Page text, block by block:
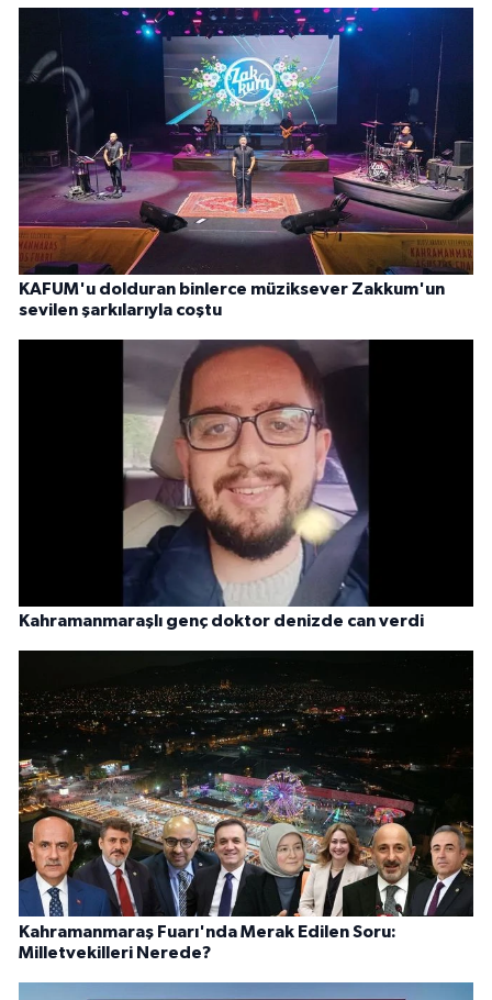
KAFUM'u dolduran binlerce müziksever Zakkum'un
sevilen şarkılarıyla coştu
Kahramanmaraşlı genç doktor denizde can verdi
Kahramanmaraş Fuarı'nda Merak Edilen Soru:
Milletvekilleri Nerede?